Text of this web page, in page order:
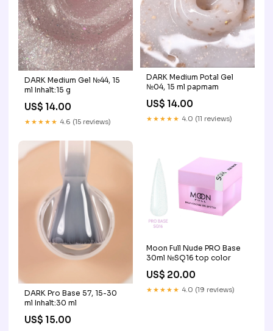
DARK Medium Gel №44, 15
ml Inhalt:15 g
US$ 14.00
★★★★★ 4.6 (15 reviews)
DARK Medium Potal Gel
№04, 15 ml papmam
US$ 14.00
★★★★★ 4.0 (11 reviews)
DARK Pro Base 57, 15-30
ml Inhalt:30 ml
US$ 15.00
Moon Full Nude PRO Base
30ml №SQ16 top color
US$ 20.00
★★★★★ 4.0 (19 reviews)